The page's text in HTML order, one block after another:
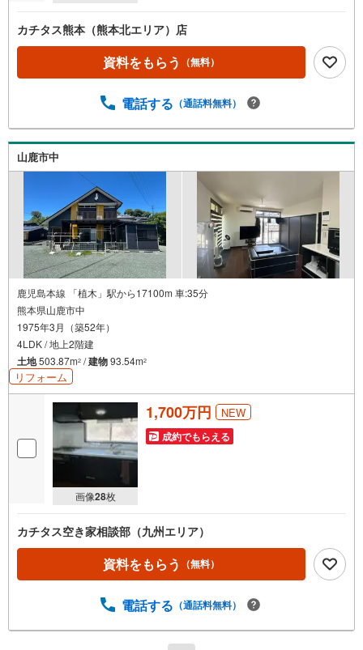
カチタス熊本（熊本北エリア）店
資料をもらう （無料）
電話する （通話料無料）
山鹿市中
鹿児島本線 「植木」駅から17100m 車:35分
熊本県山鹿市中
1975年3月（築52年）
4LDK / 地上2階建
土地503.87m2 /建物93.54m2
リフォーム
画像28枚
1,700万円 NEW
成約でもらえる
カチタス空き家相談部（九州エリア）
資料をもらう （無料）
電話する （通話料無料）